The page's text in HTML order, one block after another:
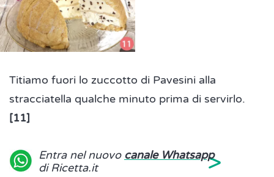
Titiamo fuori lo zuccotto di Pavesini alla
stracciatella qualche minuto prima di servirlo.
[11]
Entra nel nuovo canale Whatsapp
di Ricetta.it
>